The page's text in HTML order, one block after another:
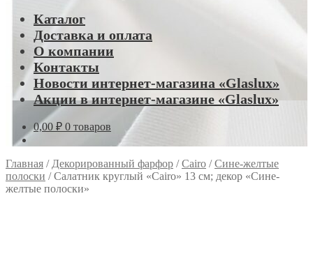
Каталог
Доставка и оплата
О компании
Контакты
Новости интернет-магазина «Glaslux»
Акции в интернет-магазине «Glaslux»
0,00 ₽ 0 товаров
Главная / Декорированный фарфор /Cairo /Сине-желтые
полоски /Салатник круглый «Cairo» 13 см; декор «Сине-
желтые полоски»